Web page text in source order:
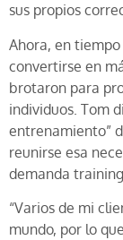
sus propios
Ahora, en
convertirse en
brotaron para
individuos. Tom
entrenamiento”
reunirse esa
demanda training.
“Varios de mi
mundo, por lo